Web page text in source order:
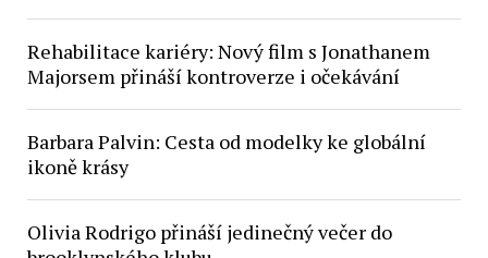
Rehabilitace kariéry: Nový film s Jonathanem
Majorsem přináší kontroverze i očekávání
Barbara Palvin: Cesta od modelky ke globální
ikoně krásy
Olivia Rodrigo přináší jedinečný večer do